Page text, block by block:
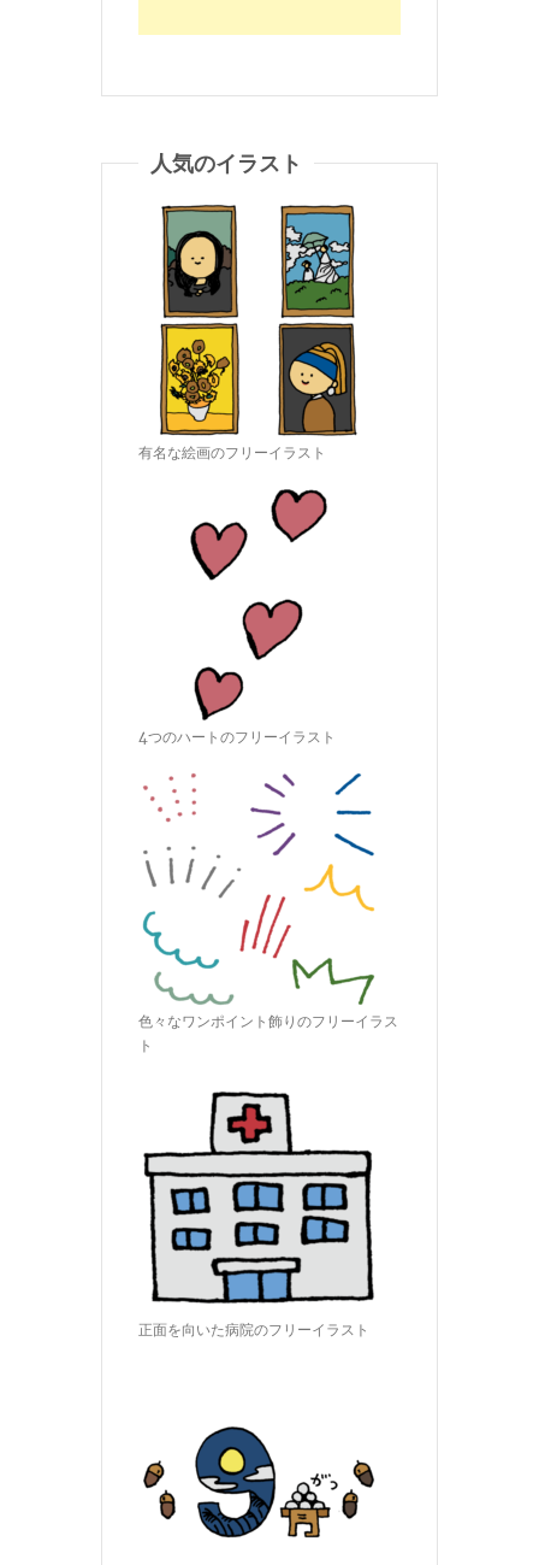
人気のイラスト
有名な絵画のフリーイラスト
4つのハートのフリーイラスト
色々なワンポイント飾りのフリーイラス
ト
正面を向いた病院のフリーイラスト